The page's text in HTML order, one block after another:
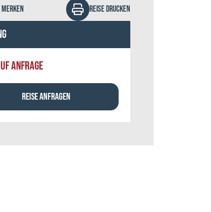
REISE DRUCKEN
ANFRAGE
REISE ANFRAGEN